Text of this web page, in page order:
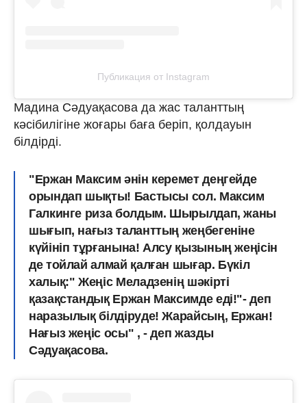
Публикация от Instagram
Мадина Сәдуақасова да жас таланттың
кәсібилігіне жоғары баға беріп, қолдауын
білдірді.
"Ержан Максим әнін керемет деңгейде
орындап шықты! Бастысы сол. Максим
Галкинге риза болдым. Шырылдап, жаны
шығып, нағыз таланттың жеңбегеніне
күйініп тұрғанына! Алсу қызының жеңісін
де тойлай алмай қалған шығар. Бүкіл
халық:" Жеңіс Меладзенің шәкірті
қазақстандық Ержан Максимде еді!"- деп
наразылық білдіруде! Жарайсың, Ержан!
Нағыз жеңіс осы" , - деп жазды
Сәдуақасова.